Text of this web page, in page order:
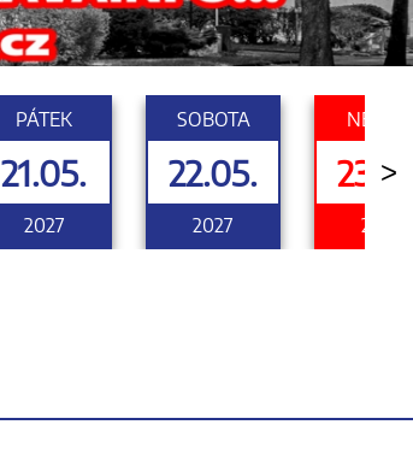
PÁTEK
21.05.
2027
SOBOTA
22.05.
2027 2027
>